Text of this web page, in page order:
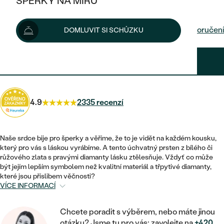
KOMBINOVANÉ ZLATO
DLE STYLU
ETERNITY
VINTAGE
NETRADIČNÍ
POSTRANNÍ KAMENY
HALO
VINTAGE
SNUBNÍ A ZÁSNUBNÍ SETY
NETRADIČNÍ
SESTAV SI SVŮJ PRSTEN
ZAČÍT S PRSTENEM
ZAČÍT S DIAMANTEM
VÝPRODEJ
KDYŽ ŠPERKY POMÁHAJÍ
DLE TYPU
NÁUŠNICE
PRSTENY
PŘÍVĚSKY
NÁRAMKY
SETY
PÁNSKÉ ŠPERKY
PLATINOVÉ
PECKOVÉ
KRUHOVÉ
MINIMALISTICKÉ
VISACÍ
SOLITÉR
VE TVARU SRDCE
ZLATÉ
STŘÍBRNÉ
DLE STYLU
SOLITÉR
NAROZENÍ DÍTĚTE
PERSONALIZOVANÉ
SE ZNAMENÍM ZVĚROKRUHU
MINIMALISTICKÉ
ŠPERKY SKLADEM
VÝPRODEJ
DLE MATERIÁLU
ZLATÉ
PLATINOVÉ
DLE STYLU
DOMLUVIT SI SCHŮZKU
21 890 Kč
Šperk vám doručíme do 3 - 4 týdnů. Možnosti doručení
4.9 2335 recenzí
Naše srdce bije pro šperky a věříme, že to je vidět na každém kousku,
který pro vás s láskou vyrábíme. A tento úchvatný prsten z bílého či
růžového zlata s pravými diamanty lásku ztělesňuje. Vždyť co může
být jejím lepším symbolem než kvalitní materiál a třpytivé diamanty,
které jsou příslibem věčnosti?
VÍCE INFORMACÍ
Chcete poradit s výběrem, nebo máte jinou